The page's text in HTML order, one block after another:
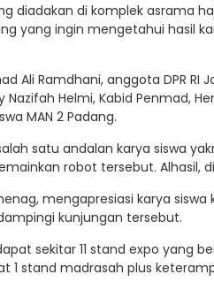
diadakan di komplek asrama
yang ingin mengetahui hasil
Ali Ramdhani, anggota DPR RI
Helmi, Kabid Penmad,
MAN 2 Padang.
satu andalan karya siswa
robot tersebut. Alhasil,
mengapresiasi karya siswa
kunjungan tersebut.
sekitar 11 stand expo yang
1 stand madrasah plus